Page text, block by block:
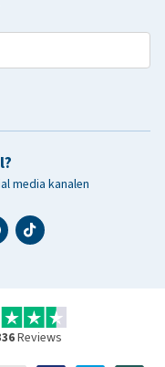
media kanalen
Reviews